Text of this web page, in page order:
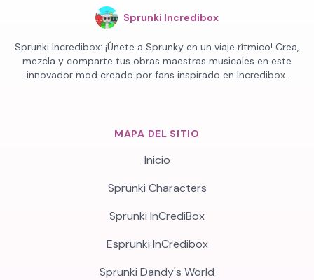
Sprunki Incredibox
Sprunki Incredibox: ¡Únete a Sprunky en un viaje rítmico! Crea,
mezcla y comparte tus obras maestras musicales en este
innovador mod creado por fans inspirado en Incredibox.
MAPA DEL SITIO
Inicio
Sprunki Characters
Sprunki InCrediBox
Esprunki InCredibox
Sprunki Dandy's World